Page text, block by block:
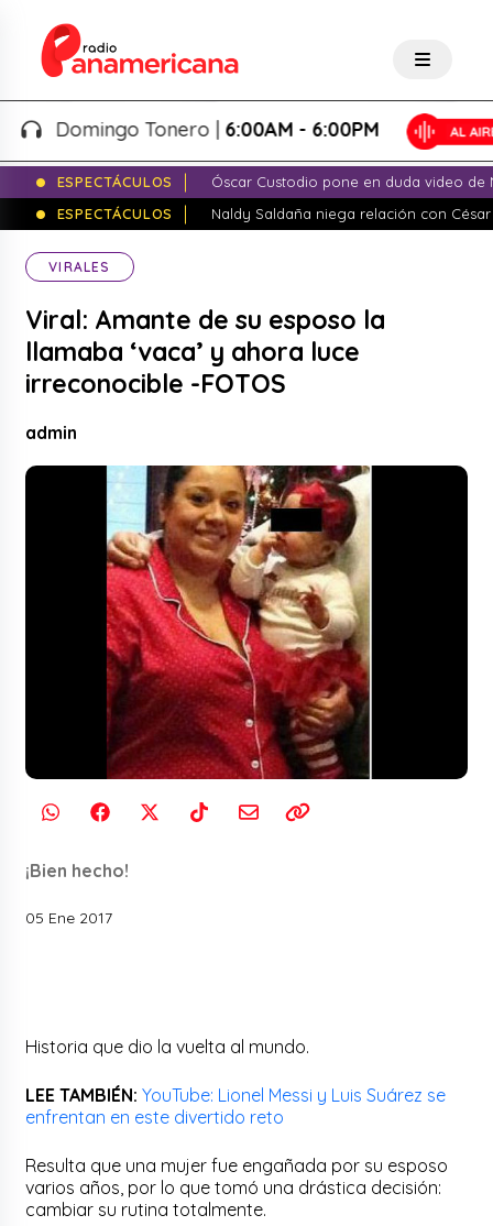
Domingo Tonero |6:00AM - 6:00PM
ESPECTÁCULOS
Óscar Custodio pone en duda video de
ESPECTÁCULOS
Naldy Saldaña niega relación con
VIRALES
Viral: Amante de su esposo la
llamaba ‘vaca’ y ahora luce
irreconocible -FOTOS
admin
¡Bien hecho!
05 Ene 2017
Historia que dio la vuelta al mundo.
LEE TAMBIÉN: YouTube: Lionel Messi y Luis Suárez se
enfrentan en este divertido reto
Resulta que una mujer fue engañada por su esposo
varios años, por lo que tomó una drástica decisión:
cambiar su rutina totalmente.